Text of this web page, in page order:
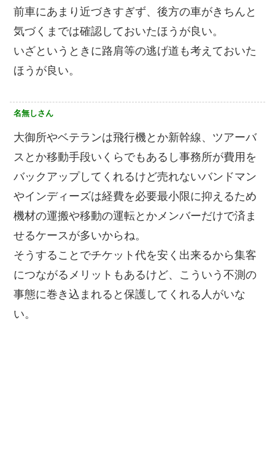
前車にあまり近づきすぎず、後方の車がきちんと
気づくまでは確認しておいたほうが良い。
いざというときに路肩等の逃げ道も考えておいた
ほうが良い。
名無しさん
大御所やベテランは飛行機とか新幹線、ツアーバ
スとか移動手段いくらでもあるし事務所が費用を
バックアップしてくれるけど売れないバンドマン
やインディーズは経費を必要最小限に抑えるため
機材の運搬や移動の運転とかメンバーだけで済ま
せるケースが多いからね。
そうすることでチケット代を安く出来るから集客
につながるメリットもあるけど、こういう不測の
事態に巻き込まれると保護してくれる人がいな
い。